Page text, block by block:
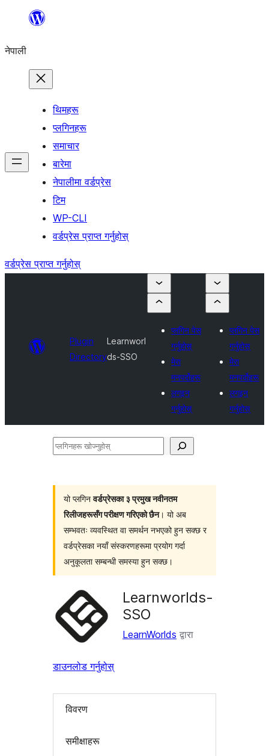
सामग्रीमा
नेपाली
थिमहरू
प्लगिनहरू
समाचार
बारेमा
नेपालीमा वर्डप्रेस
टिम
WP-CLI
वर्डप्रेस प्राप्त गर्नुहोस्
वर्डप्रेस प्राप्त गर्नुहोस्
Plugin
Directory
Learnworl
ds-SSO
प्लगिन पेस
गर्नुहोस्
मेरा
मनपर्दोहरू
लगइन
गर्नुहोस्
प्लगिन पेस
गर्नुहोस्
मेरा
मनपर्दोहरू
लगइन
गर्नुहोस्
प्लगिनहरू
यो प्लगिनवर्डप्रेसका ३ प्रमुख नवीनतम
रिलीजहरूसँग परीक्षण गरिएको छैन। यो अब
सम्भवतः व्यवस्थित वा समर्थन नभएको हुन सक्छ र
वर्डप्रेसका नयाँ संस्करणहरूमा प्रयोग गर्दा
अनुकूलता सम्बन्धी समस्या हुन सक्छ।
Learnworlds-
SSO
LearnWorlds द्वारा
डाउनलोड गर्नुहोस्
विवरण
समीक्षाहरू